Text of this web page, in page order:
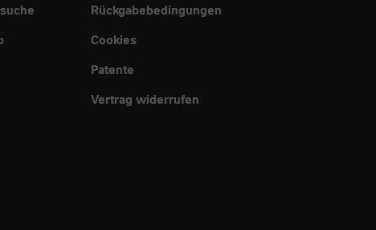
Rückgabebedingungen
Cookies
Patente
Vertrag widerrufen